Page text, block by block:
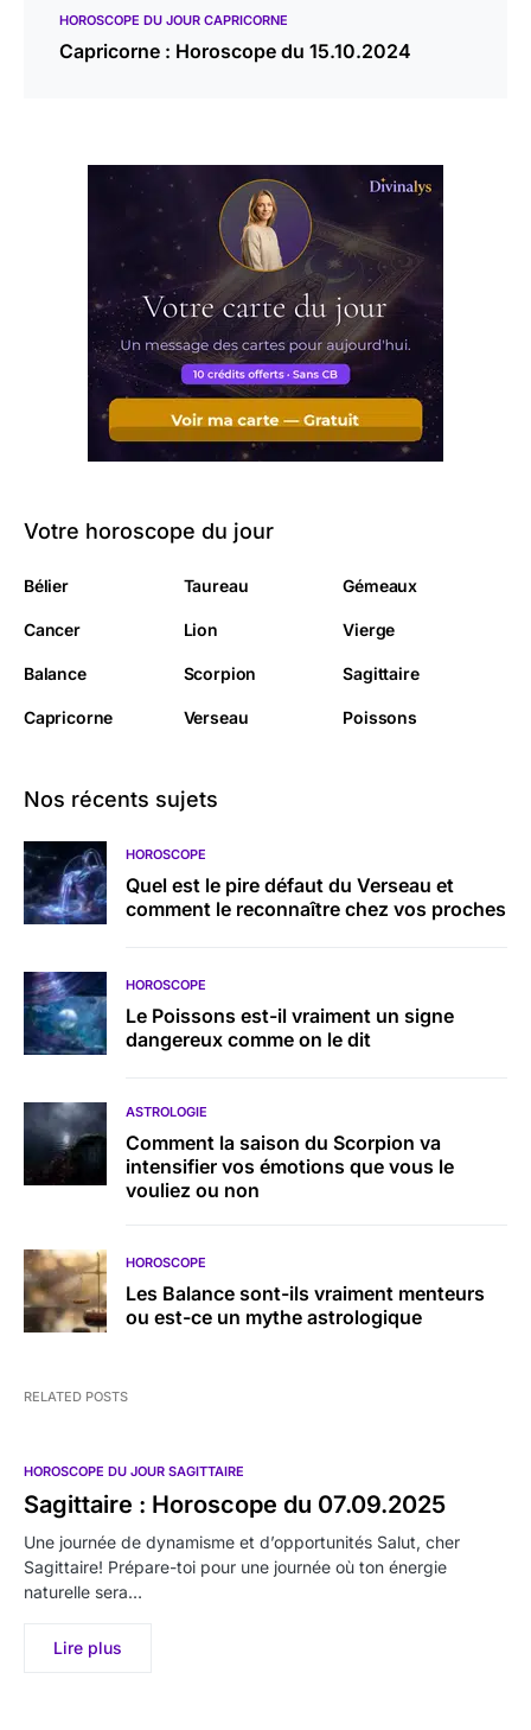
HOROSCOPE DU JOUR CAPRICORNE
Capricorne : Horoscope du 15.10.2024
Votre horoscope du jour
Bélier Taureau Gémeaux
Cancer Lion Vierge
Balance Scorpion Sagittaire
Capricorne Verseau Poissons
Nos récents sujets
HOROSCOPE
Quel est le pire défaut du Verseau et
comment le reconnaître chez vos proches
HOROSCOPE
Le Poissons est-il vraiment un signe
dangereux comme on le dit
ASTROLOGIE
Comment la saison du Scorpion va
intensifier vos émotions que vous le
vouliez ou non
HOROSCOPE
Les Balance sont-ils vraiment menteurs
ou est-ce un mythe astrologique
RELATED POSTS
HOROSCOPE DU JOUR SAGITTAIRE
Sagittaire : Horoscope du 07.09.2025
Une journée de dynamisme et d’opportunités Salut, cher
Sagittaire! Prépare-toi pour une journée où ton énergie
naturelle sera…
Lire plus